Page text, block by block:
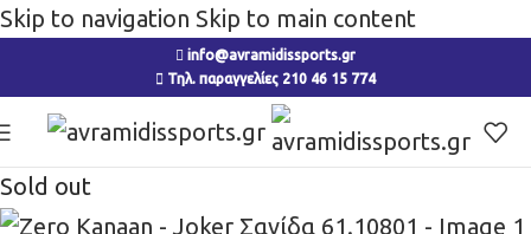
Skip to navigation Skip to main content
info@avramidissports.gr
Τηλ. παραγγελίες 210 46 15 774
Sold out